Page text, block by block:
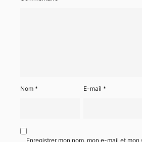
Nom * E-mail*
Enregistrer mon nom, mon e-mail et